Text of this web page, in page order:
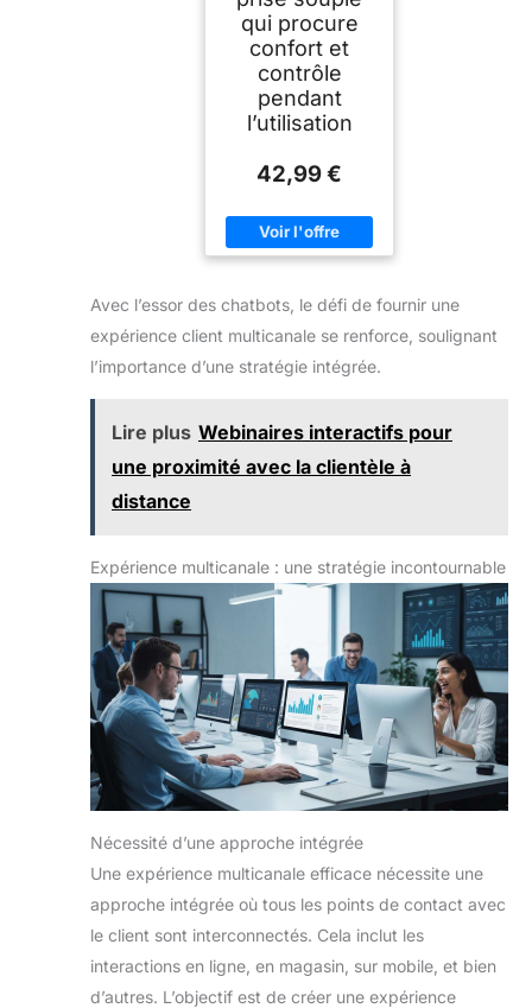
qui procure
confort et
contrôle
pendant
l’utilisation
42,99 €
Avec l’essor des chatbots, le défi de fournir une
expérience client multicanale se renforce, soulignant
l’importance d’une stratégie intégrée.
Lire plus Webinaires interactifs pour
une proximité avec la clientèle à
distance
Expérience multicanale : une stratégie incontournable
Nécessité d’une approche intégrée
Une expérience multicanale efficace nécessite une
approche intégrée où tous les points de contact avec
le client sont interconnectés. Cela inclut les
interactions en ligne, en magasin, sur mobile, et bien
d’autres. L’objectif est de créer une expérience